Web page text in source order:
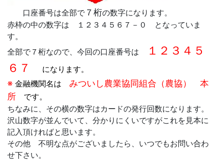
口座番号は全部で ７桁の数字になります。
赤枠の中の数字は １２３４５６７－０ となっていま
す。
全部で７桁なので、今回の口座番号は
１２３４５
６７
になります。
※ 金融機関名は みついし農業協同組合（農協） 本
所 です。
ちなみに、その横の数字はカードの発行回数になります。
沢山数字が並んでいて、分かりにくいですがこれを見本に
記入頂ければと思います。
その他 不明な点がございましたら、いつでもお問い合わ
せ下さい。